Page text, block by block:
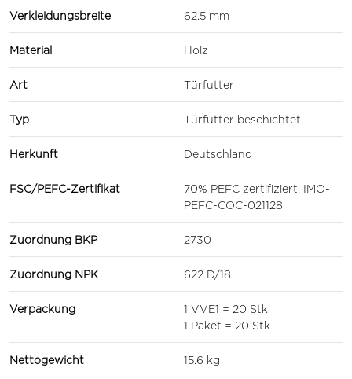
Verkleidungsbreite 62.5 mm
Material Holz
Art Türfutter
Typ Türfutter beschichtet
Herkunft Deutschland
FSC/PEFC-Zertifikat
70% PEFC zertifiziert, IMO-
PEFC-COC-021128
Zuordnung BKP 2730
Zuordnung NPK 622 D/18
Verpackung
1 VVE1 = 20 Stk
1 Paket = 20 Stk
Nettogewicht 15.6 kg